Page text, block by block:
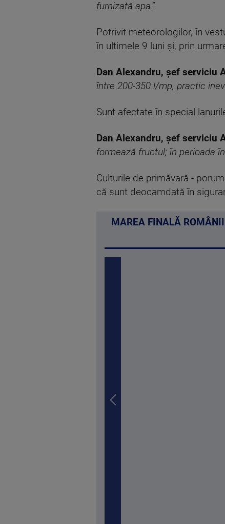
furnizată apa.”
Potrivit meteorologilor, în
în ultimele 9 luni și, prin
Dan Alexandru, șef serviciu
între 200-350 l/mp, practic
Sunt afectate în special
Dan Alexandru, șef serviciu
formează fructul; în perioada
Culturile de primăvară -
că sunt deocamdată în
MAREA FINALĂ